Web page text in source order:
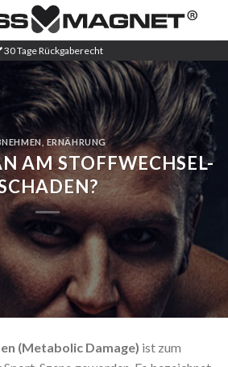
30 Tage Rückgaberecht
ERNÄHRUNG
AM STOFFWECHSEL-
(Metabolic Damage) ist zum